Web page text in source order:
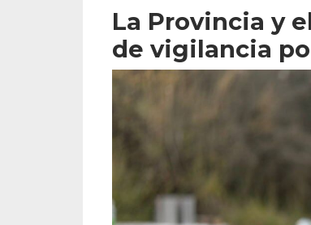
La Provincia y
de vigilancia